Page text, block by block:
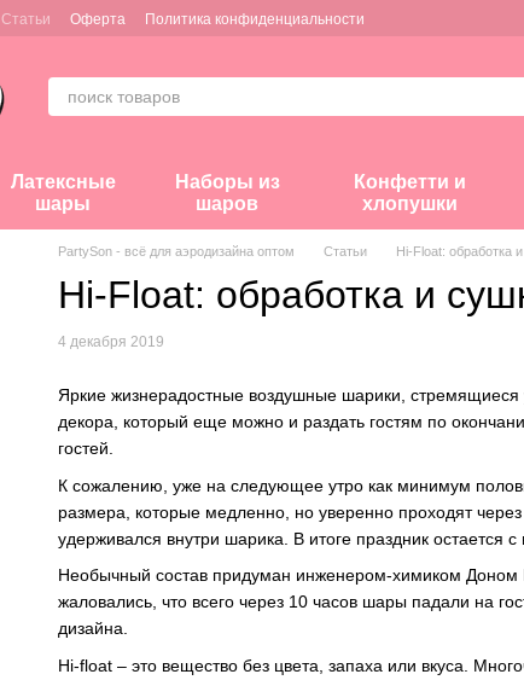
Статьи Оферта Политика конфиденциальности
Латексные
шары
Наборы из
шаров
Конфетти и
хлопушки
PartySon - всё для аэродизайна оптом Статьи Hi-Float: обработка
Hi-Float: обработка и
4 декабря 2019
Яркие жизнерадостные воздушные шарики,
декора, который еще можно и раздать гостям по
гостей.
К сожалению, уже на следующее утро как минимум
размера, которые медленно, но уверенно проходят
удерживался внутри шарика. В итоге праздник остается
Необычный состав придуман инженером-химиком Доном
жаловались, что всего через 10 часов шары падали на
дизайна.
Hi-float – это вещество без цвета, запаха или вкуса.